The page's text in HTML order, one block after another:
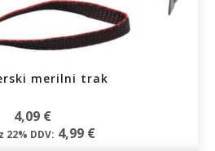
merilni trak
4,09 €
22% DDV: 4,99 €